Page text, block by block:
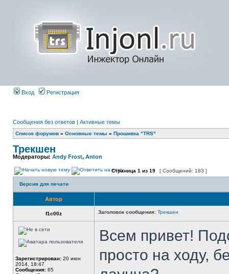
Вход Регистрация
Сообщения без ответов | Активные темы
Список форумов » Основные темы » Прошивка "TRS"
Трекшен
Модераторы: Andy Frost, Anton
Страница 1 из 19 [ Сообщений: 183 ]
Версия для печати
Автор
f1c00z Заголовок сообщения: Трекшен
Зарегистрирован: 20 июн
2014, 18:47
Сообщения: 65
Всем привет!
просто на ходу,